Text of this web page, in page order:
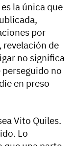
la única que
por
revelación de
no significa
no
en preso
Vito Quiles.
Lo